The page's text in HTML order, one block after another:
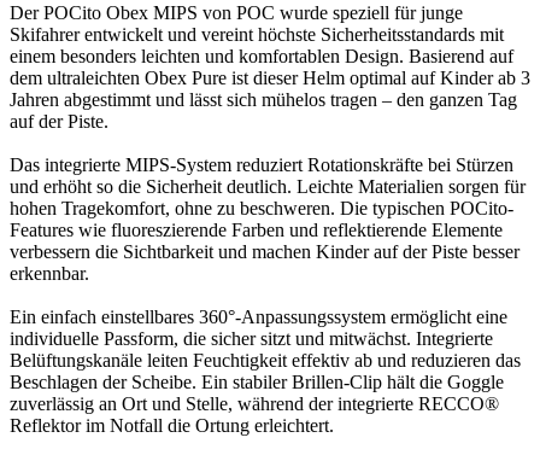
Der POCito Obex MIPS von POC wurde speziell für junge
Skifahrer entwickelt und vereint höchste Sicherheitsstandards mit
einem besonders leichten und komfortablen Design. Basierend auf
dem ultraleichten Obex Pure ist dieser Helm optimal auf Kinder ab 3
Jahren abgestimmt und lässt sich mühelos tragen – den ganzen Tag
auf der Piste.
Das integrierte MIPS-System reduziert Rotationskräfte bei Stürzen
und erhöht so die Sicherheit deutlich. Leichte Materialien sorgen für
hohen Tragekomfort, ohne zu beschweren. Die typischen POCito-
Features wie fluoreszierende Farben und reflektierende Elemente
verbessern die Sichtbarkeit und machen Kinder auf der Piste besser
erkennbar.
Ein einfach einstellbares 360°-Anpassungssystem ermöglicht eine
individuelle Passform, die sicher sitzt und mitwächst. Integrierte
Belüftungskanäle leiten Feuchtigkeit effektiv ab und reduzieren das
Beschlagen der Scheibe. Ein stabiler Brillen-Clip hält die Goggle
zuverlässig an Ort und Stelle, während der integrierte RECCO®
Reflektor im Notfall die Ortung erleichtert.